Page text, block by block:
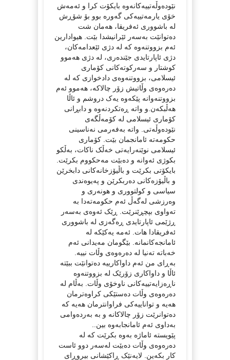
نێودەوڵەتییەکانەوە بایکۆت کرا و ئەمەش
خۆی یارمەتییەکی گەورە بوو بۆ شۆڕش
لە باشووری ئەفریقا، هەمان شت
دەتوانێت بەسەر ئێرانیشدا بێت. هیوادارین
ئەم بزووتنەوە کە لە دژی ئێعدامەکان،
دژی ئاپارتایدی جێندەری، لە دژی هەموو
کوشتار و سەرکوتەکانی کۆماری
ئیسلامی، بزووتنەوەی دادخوازی کە لە
دەرەوەی وڵاتیش زۆر چالاکە، هەموو ئەم
بزووتنەوانە پێکەوە یەک دروشم و ئاڵا
هەڵبکەن.و واتە ڕەتکردنەوە و دابڕانی
کۆماری ئیسلامی لە کۆمەڵگەی
نێودەوڵەتی. واتە بەفەرمی نەناسینی
حکومەتە ئامانجمان بێت. کۆماری
ئیسلامی نوێنەرایەتی خەڵک ناکات، بەڵکو
بکوژی ئەوانە و دەبێت مەحکووم بکرێت.
بایکۆتی بکرێت و باڵیۆزخانەکانی دابخرێن
و باڵیۆزەکانی دەربکرێن و پەیوەندی
سیاسی و کولتووری و هونەری و
وەرزشی لەگەڵ ئەم حکومەتەدا بە
تەواوی بپچڕێنرێت. ڕێک ئەوەی بەسەر
ڕژێمی ئاپارتایدی ڕەگەزی لە باشووری
ئەفریقادا هات. ئەمە یەکێکە لە
ئامانجەکانمانە. بێگومان مەیدانی ئەم
خەباتە تەنیا لە دەرەوەی وڵات نییە.
بەڕای من ئەم داواکارییە دەتوانێت ببێتە
ئاڵا و داواکاری زۆرێک لە بزووتنەوە
ناڕەزایەتییەکانی ناوخۆی وڵات. بەڵام لە
دەرەوەی وڵات دەستێکی کراوەترمان
هەیە و تواناییەکی فراوانترمان هەیە کە
دەتوانرێت زۆر چالاکانە و بە بەردەوامی
بەداوی ئەم ئامانجابەوە بین..
پێویستە ئاماژە بەوە بکرێت کە لە
دەرەوەی وڵات دەبێت لەسەر دوو ئاست
کار بکەین. لایەنێک ڕاکێشانی بیروڕای